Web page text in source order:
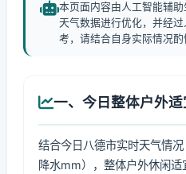
本页面内容由人工智能辅
天气数据进行优化，并经
考，请结合自身实际情况酌
一、今日整体户外
结合今日八德市实时天气情
降水mm），整体户外休闲适